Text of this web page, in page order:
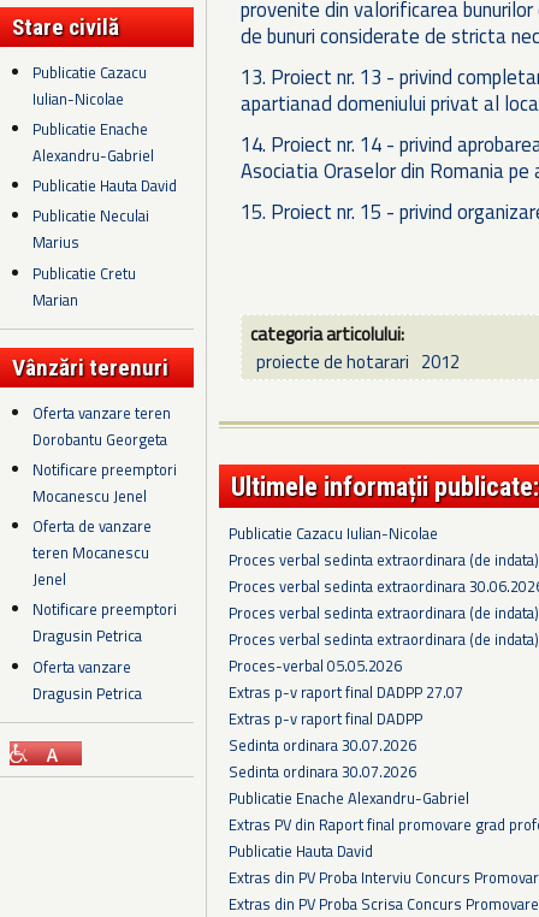
Stare civilă
Publicatie Cazacu
Iulian-Nicolae
Publicatie Enache
Alexandru-Gabriel
Publicatie Hauta David
Publicatie Neculai
Marius
Publicatie Cretu
Marian
Vânzări terenuri
Oferta vanzare teren
Dorobantu Georgeta
Notificare preemptori
Mocanescu Jenel
Oferta de vanzare
teren Mocanescu
Jenel
Notificare preemptori
Dragusin Petrica
Oferta vanzare
Dragusin Petrica
provenite din valorificarea
de bunuri considerate de stricta
13. Proiect nr. 13 - privind
apartianad domeniului privat al
14. Proiect nr. 14 - privind
Asociatia Oraselor din Romania pe
15. Proiect nr. 15 - privind
categoria articolului:
proiecte de hotarari 2012
Ultimele informații publicate:
Publicatie Cazacu Iulian-Nicolae
Proces verbal sedinta extraordinara (de
Proces verbal sedinta extraordinara
Proces verbal sedinta extraordinara (de
Proces verbal sedinta extraordinara (de
Proces-verbal 05.05.2026
Extras p-v raport final DADPP 27.07
Extras p-v raport final DADPP
Sedinta ordinara 30.07.2026
Sedinta ordinara 30.07.2026
Publicatie Enache Alexandru-Gabriel
Extras PV din Raport final promovare grad
Publicatie Hauta David
Extras din PV Proba Interviu Concurs
Extras din PV Proba Scrisa Concurs